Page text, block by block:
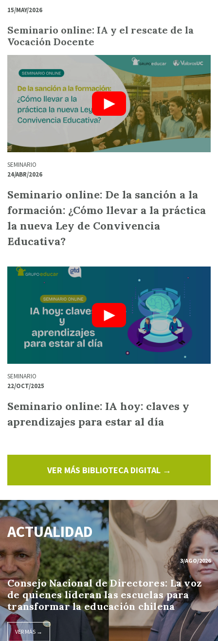
15/MAY/2026
Seminario online: IA y el rescate de la
Vocación Docente
SEMINARIO
24/ABR/2026
Seminario online: De la sanción a la
formación: ¿Cómo llevar a la práctica
la nueva Ley de Convivencia
Educativa?
SEMINARIO
22/OCT/2025
Seminario online: IA hoy: claves y
aprendizajes para estar al día
VER MÁS BIBLIOTECA DIGITAL →
ACTUALIDAD
3/AGO/2026
Consejo Nacional de Directores: La voz
de quienes lideran las escuelas para
transformar la educación chilena
VER MÁS →